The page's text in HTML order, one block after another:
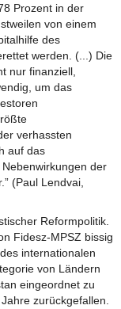
Prozent in der
von einem
des
werden. (...) Die
nur finanziell,
um das
verhassten
auf das
der
(Paul Lendvai,
Reformpolitik.
Fidesz-MPSZ bissig
internationalen
von Ländern
eingeordnet zu
zurückgefallen.